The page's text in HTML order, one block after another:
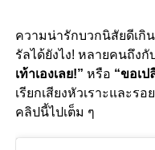
ความน่ารักบวกนิสัยดีเกิ
รัลได้ยังไง! หลายคนถึงกั
เท้าเองเลย!” หรือ “ขอเ
เรียกเสียงหัวเราะและร
คลิปนี้ไปเต็ม ๆ